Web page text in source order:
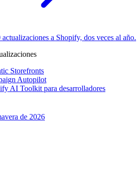
a Shopify, dos veces al año.
Storefronts
Autopilot
AI Toolkit para desarrolladores
de 2026